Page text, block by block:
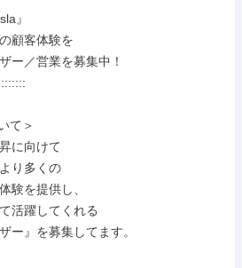
』
顧客体験を
ー／営業を募集中！
て＞
に向けて
り多くの
験を提供し、
活躍してくれる
ー』を募集してます。